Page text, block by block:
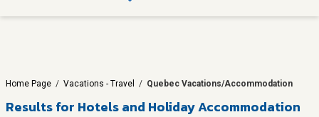
Home Page / Vacations - Travel / Quebec Vacations/Accommodation
Results for Hotels and Holiday Accommodation